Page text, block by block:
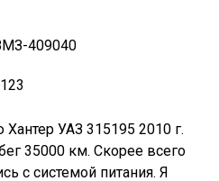
409040
УАЗ 315195 2010 г.
35000 км. Скорее всего
с системой питания. Я